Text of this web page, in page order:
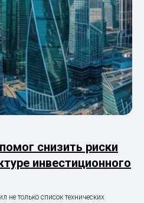
снизить риски
инвестиционного
не только список технических